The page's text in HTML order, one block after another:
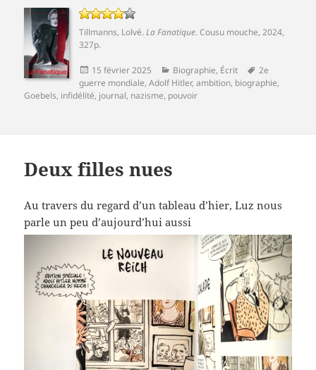
Tillmanns, Lolvé.La Fanatique.Cousu mouche, 2024,
327p.
Publié
le
15 février 2025 Catégories
Biographie, Écrit
Mots-
clés
2e
guerre mondiale,Adolf Hitler,ambition, biographie,
Goebels, infidélité, journal, nazisme, pouvoir
Deux filles nues
Au travers du regard d’un tableau d’hier, Luz nous
parle un peu d’aujourd’hui aussi